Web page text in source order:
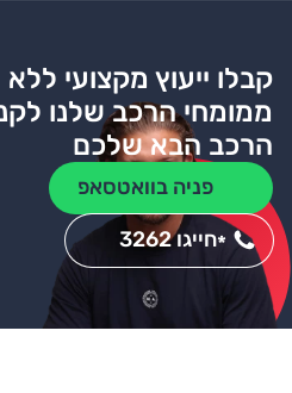
קבלו ייעוץ מקצועי ללא
ממומחי הרכב שלנו
הרכב הבא שלכם
פניה בוואטסאפ
חייגו 3262*